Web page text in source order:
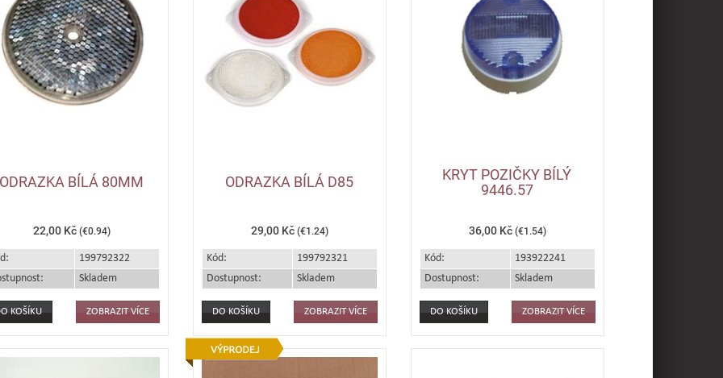
ODRAZKA BÍLÁ 80MM
22,00 Kč (€0.94)
199792322
Skladem
ZOBRAZIT VÍCE
ODRAZKA BÍLÁ D85
29,00 Kč (€1.24)
Kód:
199792321
Dostupnost:
Skladem
ZOBRAZIT VÍCE
KRYT POZIČKY BÍLÝ
9446.57
36,00 Kč (€1.54)
Kód:
193922241
Dostupnost:
Skladem
ZOBRAZIT VÍCE